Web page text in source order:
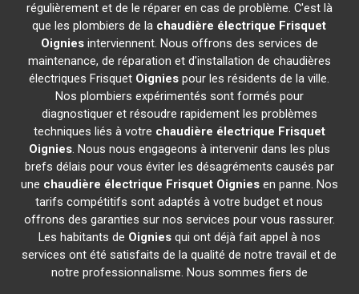
régulièrement et de le réparer en cas de problème. C'est là
que les plombiers de la chaudière électrique Frisquet
Oigniesinterviennent. Nous offrons des services de
maintenance, de réparation et d'installation de chaudières
électriques Frisquet Oignies pour les résidents de la ville.
Nos plombiers expérimentés sont formés pour
diagnostiquer et résoudre rapidement les problèmes
techniques liés à votre chaudière électrique Frisquet
Oignies. Nous nous engageons à intervenir dans les plus
brefs délais pour vous éviter les désagréments causés par
une chaudière électrique Frisquet Oigniesen panne. Nos
tarifs compétitifs sont adaptés à votre budget et nous
offrons des garanties sur nos services pour vous rassurer.
Les habitants de Oigniesqui ont déjà fait appel à nos
services ont été satisfaits de la qualité de notre travail et de
notre professionnalisme. Nous sommes fiers de